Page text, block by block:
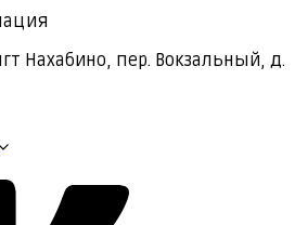
Нахабино, пер. Вокзальный, д.